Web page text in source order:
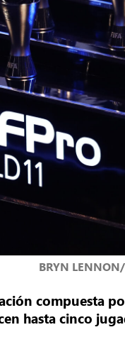
BRYN
compuesta
hasta cinco